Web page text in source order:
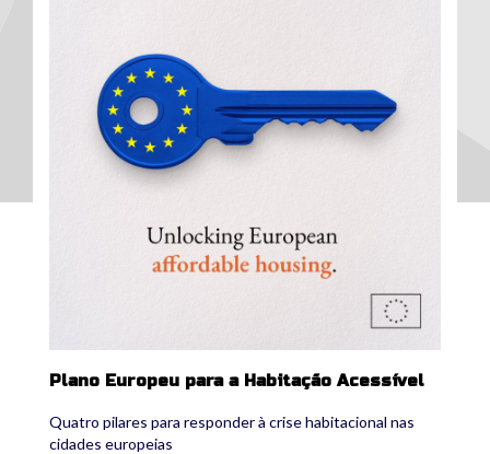
Plano Europeu para a Habitação Acessível
Quatro pilares para responder à crise habitacional nas
cidades europeias